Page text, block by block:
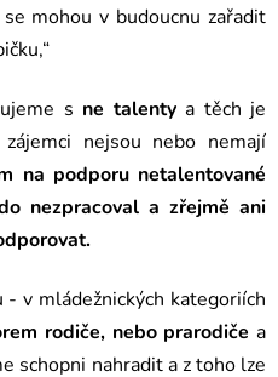
mohou v budoucnu zařadit
s ne talentya těch je
nejsou nebo nemají
na podporu netalentované
nezpracoval a zřejmě ani
v mládežnických kategoriích
rodiče, nebo prarodiče a
schopni nahradit a z toho lze